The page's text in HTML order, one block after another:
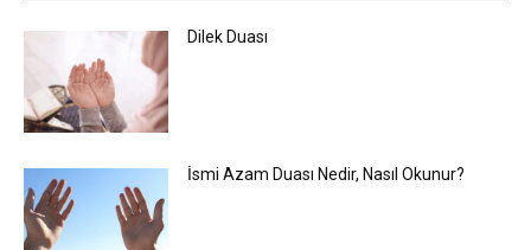
Dilek Duası
İsmi Azam Duası Nedir, Nasıl Okunur?